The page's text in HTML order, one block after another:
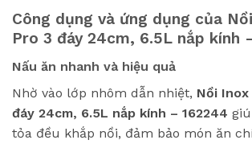
Công dụng và ứng dụng của
Pro 3 đáy 24cm, 6.5L nắp kính
Nấu ăn nhanh và hiệu quả
Nhờ vào lớp nhôm dẫn nhiệt, Nồi
đáy 24cm, 6.5L nắp kính – 162244
tỏa đều khắp nồi, đảm bảo món ăn